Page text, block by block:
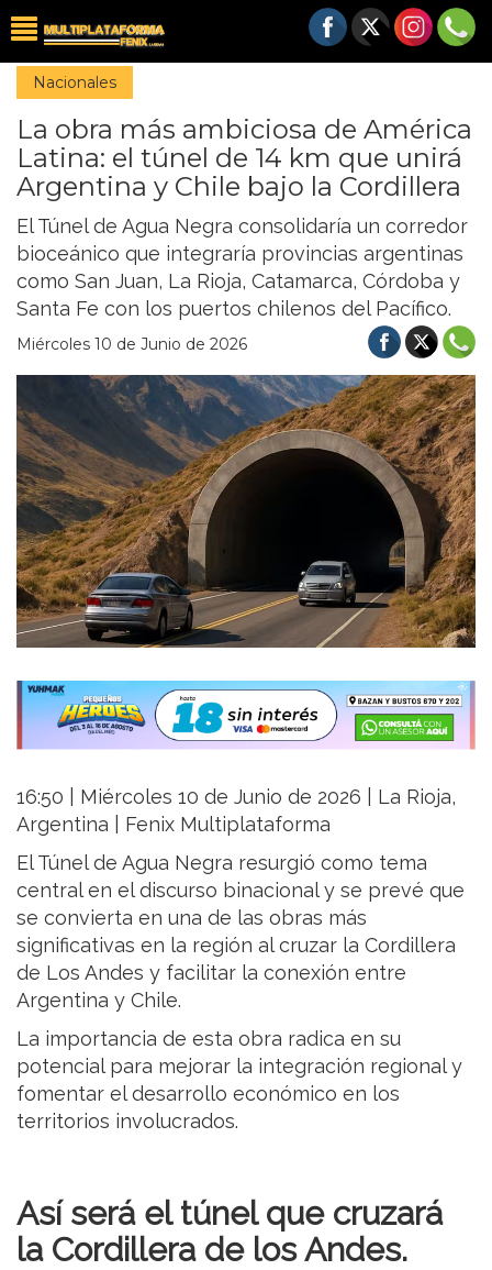
Nacionales
La obra más ambiciosa de América
Latina: el túnel de 14 km que unirá
Argentina y Chile bajo la Cordillera
El Túnel de Agua Negra consolidaría un corredor
bioceánico que integraría provincias argentinas
como San Juan, La Rioja, Catamarca, Córdoba y
Santa Fe con los puertos chilenos del Pacífico.
Miércoles 10 de Junio de 2026
16:50 | Miércoles 10 de Junio de 2026 | La Rioja,
Argentina | Fenix Multiplataforma
El Túnel de Agua Negra resurgió como tema
central en el discurso binacional y se prevé que
se convierta en una de las obras más
significativas en la región al cruzar la Cordillera
de Los Andes y facilitar la conexión entre
Argentina y Chile.
La importancia de esta obra radica en su
potencial para mejorar la integración regional y
fomentar el desarrollo económico en los
territorios involucrados.
Así será el túnel que cruzará
la Cordillera de los Andes.